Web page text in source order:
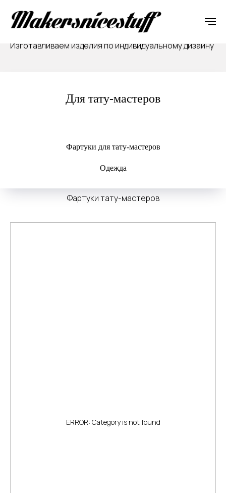
Подберём для вас удобный способ оплаты
Изготавливаем изделия по индивидуальному дизайну
Для тату-мастеров
Фартуки для тату-мастеров
Одежда
Фартуки тату-мастеров
ERROR: Category is not found